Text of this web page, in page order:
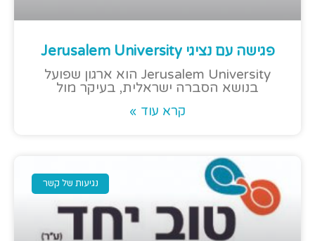
פגישה עם נציגי Jerusalem University
Jerusalem University הוא ארגון שפועל
בנושא הסברה ישראלית, בעיקר מול
קרא עוד »
נגיעות של קשר